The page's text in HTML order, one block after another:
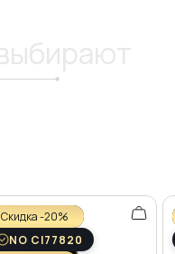
Скидка -20%
NO CI77820